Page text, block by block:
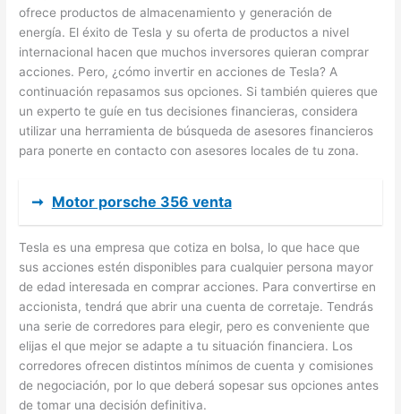
ofrece productos de almacenamiento y generación de
energía. El éxito de Tesla y su oferta de productos a nivel
internacional hacen que muchos inversores quieran comprar
acciones. Pero, ¿cómo invertir en acciones de Tesla? A
continuación repasamos sus opciones. Si también quieres que
un experto te guíe en tus decisiones financieras, considera
utilizar una herramienta de búsqueda de asesores financieros
para ponerte en contacto con asesores locales de tu zona.
➞ Motor porsche 356 venta
Tesla es una empresa que cotiza en bolsa, lo que hace que
sus acciones estén disponibles para cualquier persona mayor
de edad interesada en comprar acciones. Para convertirse en
accionista, tendrá que abrir una cuenta de corretaje. Tendrás
una serie de corredores para elegir, pero es conveniente que
elijas el que mejor se adapte a tu situación financiera. Los
corredores ofrecen distintos mínimos de cuenta y comisiones
de negociación, por lo que deberá sopesar sus opciones antes
de tomar una decisión definitiva.